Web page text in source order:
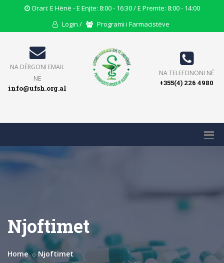
Opening
Orari: E Hënë - E Enjte: 8:00 - 16:30 / E Premte: 8:00 - 14:00
User
Login /
Users
Programi i Farmacistëve
Email
NA DËRGONI EMAIL
NË
info@ufsh.org.al
Phone
Icon
NA TELEFONONI NË
+355(4) 226 4980
Njoftimet
Home
Njoftimet